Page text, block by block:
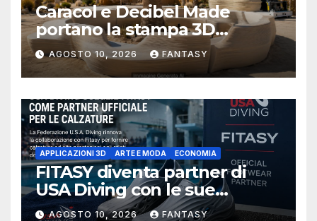
Caracol e Decibel Made
portano la stampa 3D
robotica negli spazi di
Coachella con 30 panchine
da SKYLRK, il marchio
fondato da Justin Bieber
AGOSTO 10, 2026 FANTASY
APPLICAZIONI 3D ARTE E MODA ECONOMIA
FITASY diventa partner di
USA Diving con le sue
calzature stampate in 3D
AGOSTO 10, 2026 FANTASY